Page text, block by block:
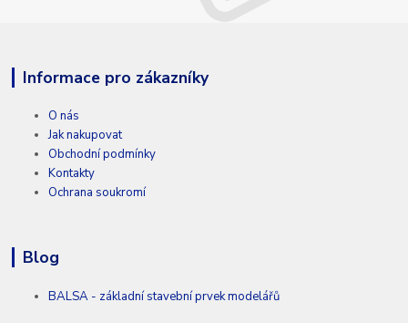
Informace pro zákazníky
O nás
Jak nakupovat
Obchodní podmínky
Kontakty
Ochrana soukromí
Blog
BALSA - základní stavební prvek modelářů